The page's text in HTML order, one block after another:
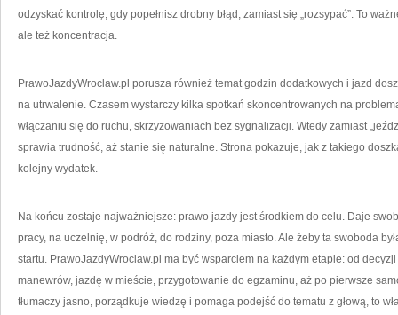
odzyskać kontrolę, gdy popełnisz drobny błąd, zamiast się „rozsypać”. To
ale też koncentracja.
PrawoJazdyWroclaw.pl porusza również temat godzin dodatkowych i jazd
na utrwalenie. Czasem wystarczy kilka spotkań skoncentrowanych na
włączaniu się do ruchu, skrzyżowaniach bez sygnalizacji. Wtedy zamiast
sprawia trudność, aż stanie się naturalne. Strona pokazuje, jak z takiego
kolejny wydatek.
Na końcu zostaje najważniejsze: prawo jazdy jest środkiem do celu. Daje
pracy, na uczelnię, w podróż, do rodziny, poza miasto. Ale żeby ta swoboda
startu. PrawoJazdyWroclaw.pl ma być wsparciem na każdym etapie: od
manewrów, jazdę w mieście, przygotowanie do egzaminu, aż po pierwsze
tłumaczy jasno, porządkuje wiedzę i pomaga podejść do tematu z głową, to